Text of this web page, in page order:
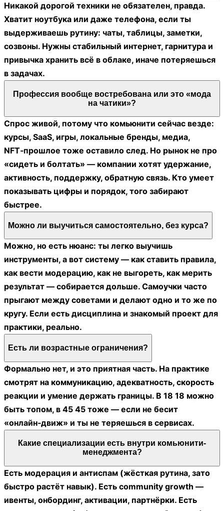
Никакой дорогой техники не обязателен, правда.
Хватит ноутбука или даже телефона, если ты
выдерживаешь рутину: чаты, таблицы, заметки,
созвоны. Нужны стабильный интернет, гарнитура и
привычка хранить всё в облаке, иначе потеряешься
в задачах.
Профессия вообще востребована или это «мода
на чатики»?
Спрос живой, потому что комьюнити сейчас везде:
курсы, SaaS, игры, локальные бренды, медиа,
NFT‑прошлое тоже оставило след. Но рынок не про
«сидеть и болтать» — компании хотят удержание,
активность, поддержку, обратную связь. Кто умеет
показывать цифры и порядок, того забирают
быстрее.
Можно ли выучиться самостоятельно, без курса?
Можно, но есть нюанс: ты легко выучишь
инструменты, а вот систему — как ставить правила,
как вести модерацию, как не выгореть, как мерить
результат — собирается дольше. Самоучки часто
прыгают между советами и делают одно и то же по
кругу. Если есть дисциплина и знакомый проект для
практики, реально.
Есть ли возрастные ограничения?
Формально нет, и это приятная часть. На практике
смотрят на коммуникацию, адекватность, скорость
реакции и умение держать границы. В 18 18 можно
быть топом, в 45 45 тоже — если не бесит
«онлайн‑движ» и ты не теряешься в сервисах.
Какие специализации есть внутри комьюнити-
менеджмента?
Есть модерация и антиспам (жёсткая рутина, зато
быстро растёт навык). Есть community growth —
ивенты, онбординг, активации, партнёрки. Есть